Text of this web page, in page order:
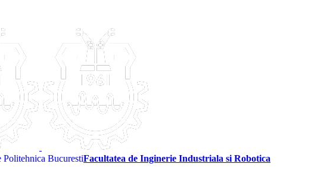
Politehnica BucurestiFacultatea de Inginerie Industriala si Robotica